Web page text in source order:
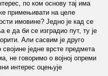
по ком основу тај има
примењивати на целе
имовине? Једно је кад се
да би се изградио пут, ту је
Али сасвим је друго
једне врсте предмета
не говоримо о војној опреми
интерес оцењује